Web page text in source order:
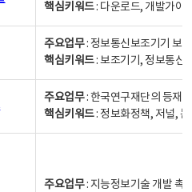
핵심키워드: 다운로드, 개발가이
주요업무: 정보통신보조기기 보
핵심키워드: 보조기기, 정보통신
주요업무: 한국연구재단의 등재
핵심키워드: 정보화정책, 저널,
주요업무: 지능정보기술 개발 촉